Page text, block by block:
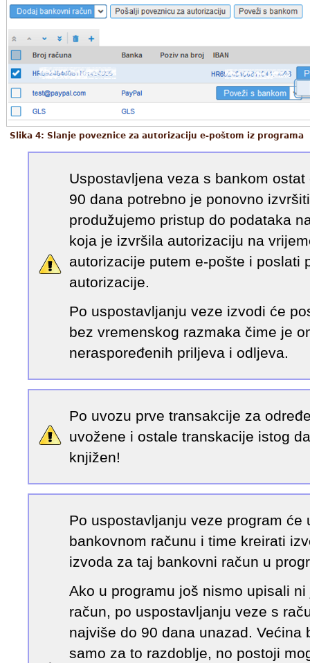
Slika 4: Slanje poveznice za autorizaciju e-poštom iz programa
Uspostavljena veza s bankom
90 dana potrebno je ponovno
produžujemo pristup do podataka
koja je izvršila autorizaciju na
autorizacije putem e-pošte i poslati
autorizacije.
Po uspostavljanju veze izvodi će
bez vremenskog razmaka čime je
neraspoređenih priljeva i odljeva.
Po uvozu prve transakcije za
uvožene i ostale transkacije istog
knjižen!
Po uspostavljanju veze program će
bankovnom računu i time kreirati
izvoda za taj bankovni račun u
Ako u programu još nismo upisali
račun, po uspostavljanju veze s
najviše do 90 dana unazad.
samo za to razdoblje, no postoji